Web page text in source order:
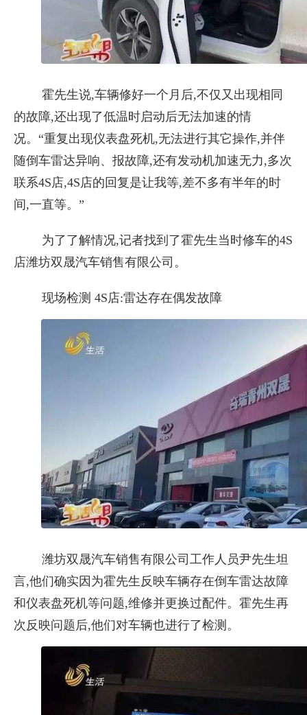
霍先生说,车辆修好一个月后,不仅又出现相同
的故障,还出现了低温时启动后无法加速的情
况。“重复出现仪表盘死机,无法进行其它操作,并伴
随倒车雷达异响、报故障,还有发动机加速无力,多次
联系4S店,4S店的回复是让我等,差不多有半年的时
间,一直等。”
为了了解情况,记者找到了霍先生当时修车的4S
店潍坊双晟汽车销售有限公司。
现场检测 4S店:雷达存在偶发故障
潍坊双晟汽车销售有限公司工作人员尹先生坦
言,他们确实因为霍先生反映车辆存在倒车雷达故障
和仪表盘死机等问题,维修并更换过配件。霍先生再
次反映问题后,他们对车辆也进行了检测。